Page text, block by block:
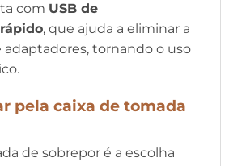
com USB de
, que ajuda a eliminar a
adaptadores, tornando o uso
pela caixa de tomada
de sobrepor é a escolha